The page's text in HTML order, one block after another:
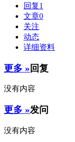
回复1
文章0
关注
动态
详细资料
更多 »回复
没有内容
更多 »发问
没有内容